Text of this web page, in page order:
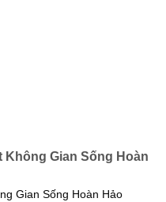
Không Gian Sống Hoàn
Gian Sống Hoàn Hảo